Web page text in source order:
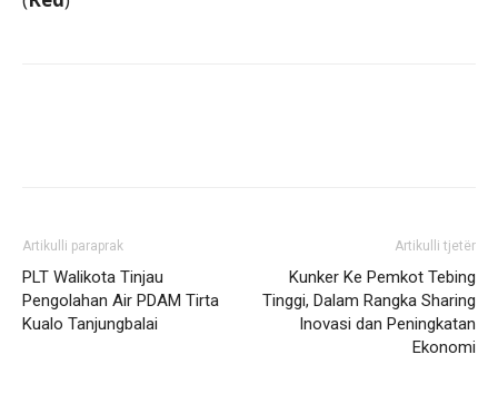
Artikulli paraprak
PLT Walikota Tinjau
Pengolahan Air PDAM Tirta
Kualo Tanjungbalai
Artikulli tjetër
Kunker Ke Pemkot Tebing
Tinggi, Dalam Rangka Sharing
Inovasi dan Peningkatan
Ekonomi